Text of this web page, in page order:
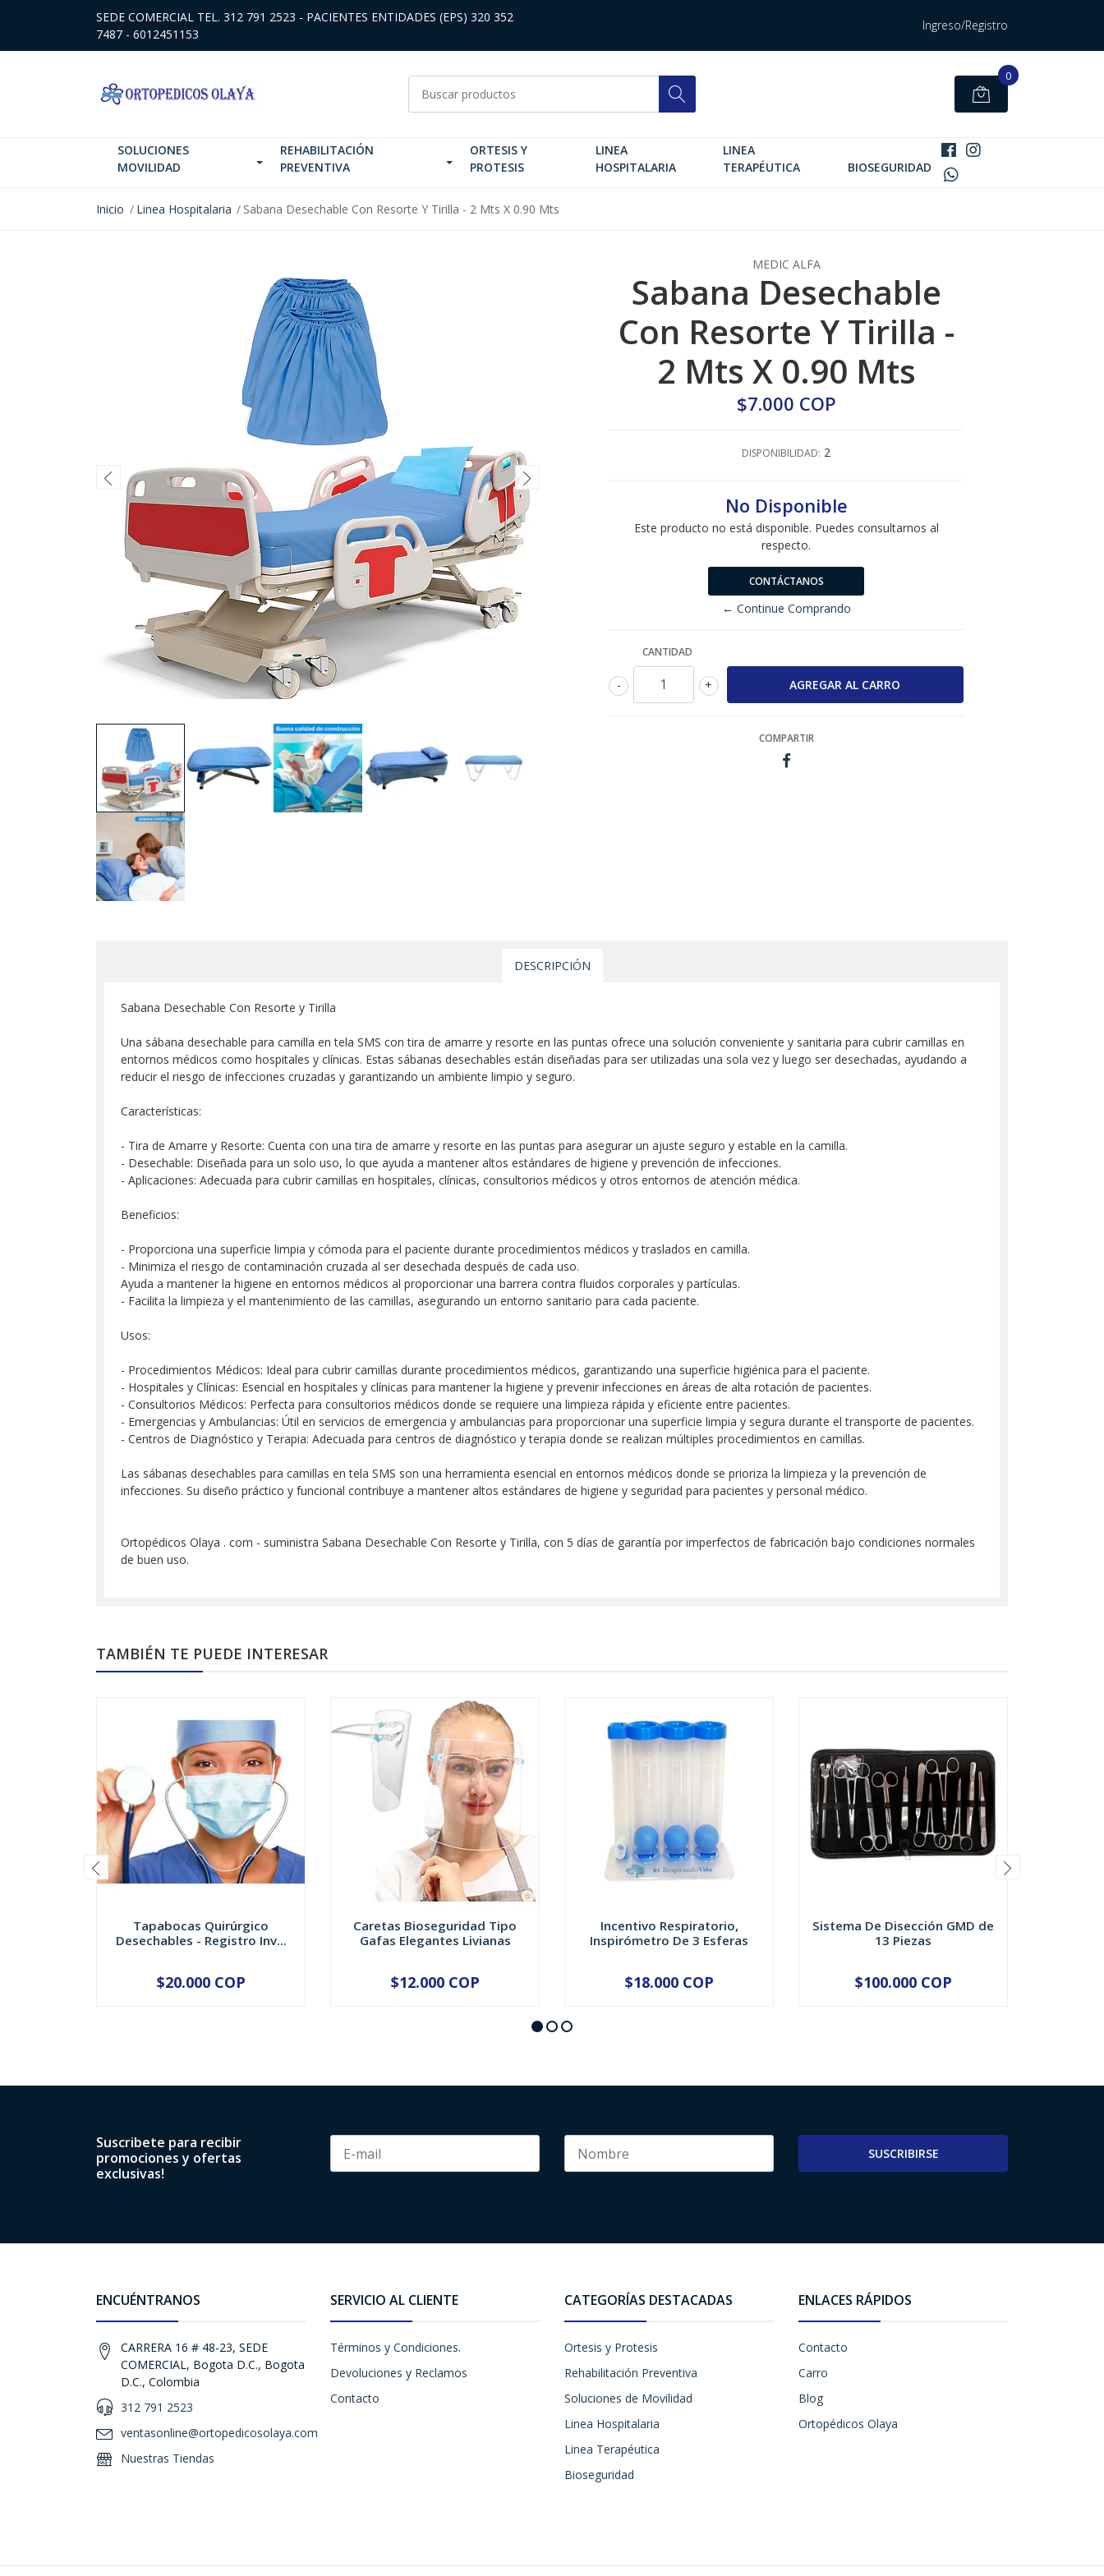
SEDE COMERCIAL TEL. 312 791 2523 - PACIENTES ENTIDADES (EPS) 320 352
7487 - 6012451153
Ingreso/Registro
0
SOLUCIONES
MOVILIDAD
REHABILITACIÓN
PREVENTIVA
ORTESIS Y
PROTESIS
LINEA
HOSPITALARIA
LINEA
TERAPÉUTICA
BIOSEGURIDAD
Inicio Linea Hospitalaria Sabana Desechable Con Resorte Y Tirilla - 2 Mts X 0.90 Mts
MEDIC ALFA
Sabana Desechable
Con Resorte Y Tirilla -
2 Mts X 0.90 Mts
$7.000 COP
DISPONIBILIDAD: 2
No Disponible
Este producto no está disponible. Puedes consultarnos al
respecto.
CONTÁCTANOS
← Continue Comprando
CANTIDAD
+
-
COMPARTIR
DESCRIPCIÓN
Sabana Desechable Con Resorte y Tirilla
Una sábana desechable para camilla en tela SMS con tira de amarre y resorte en las puntas ofrece una solución conveniente y sanitaria para cubrir camillas en
entornos médicos como hospitales y clínicas. Estas sábanas desechables están diseñadas para ser utilizadas una sola vez y luego ser desechadas, ayudando a
reducir el riesgo de infecciones cruzadas y garantizando un ambiente limpio y seguro.
Características:
- Tira de Amarre y Resorte: Cuenta con una tira de amarre y resorte en las puntas para asegurar un ajuste seguro y estable en la camilla.
- Desechable: Diseñada para un solo uso, lo que ayuda a mantener altos estándares de higiene y prevención de infecciones.
- Aplicaciones: Adecuada para cubrir camillas en hospitales, clínicas, consultorios médicos y otros entornos de atención médica.
Beneficios:
- Proporciona una superficie limpia y cómoda para el paciente durante procedimientos médicos y traslados en camilla.
- Minimiza el riesgo de contaminación cruzada al ser desechada después de cada uso.
Ayuda a mantener la higiene en entornos médicos al proporcionar una barrera contra fluidos corporales y partículas.
- Facilita la limpieza y el mantenimiento de las camillas, asegurando un entorno sanitario para cada paciente.
Usos:
- Procedimientos Médicos: Ideal para cubrir camillas durante procedimientos médicos, garantizando una superficie higiénica para el paciente.
- Hospitales y Clínicas: Esencial en hospitales y clínicas para mantener la higiene y prevenir infecciones en áreas de alta rotación de pacientes.
- Consultorios Médicos: Perfecta para consultorios médicos donde se requiere una limpieza rápida y eficiente entre pacientes.
- Emergencias y Ambulancias: Útil en servicios de emergencia y ambulancias para proporcionar una superficie limpia y segura durante el transporte de pacientes.
- Centros de Diagnóstico y Terapia: Adecuada para centros de diagnóstico y terapia donde se realizan múltiples procedimientos en camillas.
Las sábanas desechables para camillas en tela SMS son una herramienta esencial en entornos médicos donde se prioriza la limpieza y la prevención de
infecciones. Su diseño práctico y funcional contribuye a mantener altos estándares de higiene y seguridad para pacientes y personal médico.
Ortopédicos Olaya . com - suministra Sabana Desechable Con Resorte y Tirilla, con 5 días de garantía por imperfectos de fabricación bajo condiciones normales
de buen uso.
TAMBIÉN TE PUEDE INTERESAR
Tapabocas Quirúrgico
Desechables - Registro Inv...
+
$20.000 COP
Caretas Bioseguridad Tipo
Gafas Elegantes Livianas
+
$12.000 COP
Incentivo Respiratorio,
Inspirómetro De 3 Esferas
+
$18.000 COP
Sistema De Disección GMD de
13 Piezas
+
$100.000 COP
Suscribete para recibir
promociones y ofertas
exclusivas!
SUSCRIBIRSE
ENCUÉNTRANOS
CARRERA 16 # 48-23, SEDE
COMERCIAL, Bogota D.C., Bogota
D.C., Colombia
312 791 2523
ventasonline@ortopedicosolaya.com
Nuestras Tiendas
SERVICIO AL CLIENTE
Términos y Condiciones.
Devoluciones y Reclamos
Contacto
CATEGORÍAS DESTACADAS
Ortesis y Protesis
Rehabilitación Preventiva
Soluciones de Movilidad
Linea Hospitalaria
Linea Terapéutica
Bioseguridad
ENLACES RÁPIDOS
Contacto
Carro
Blog
Ortopédicos Olaya